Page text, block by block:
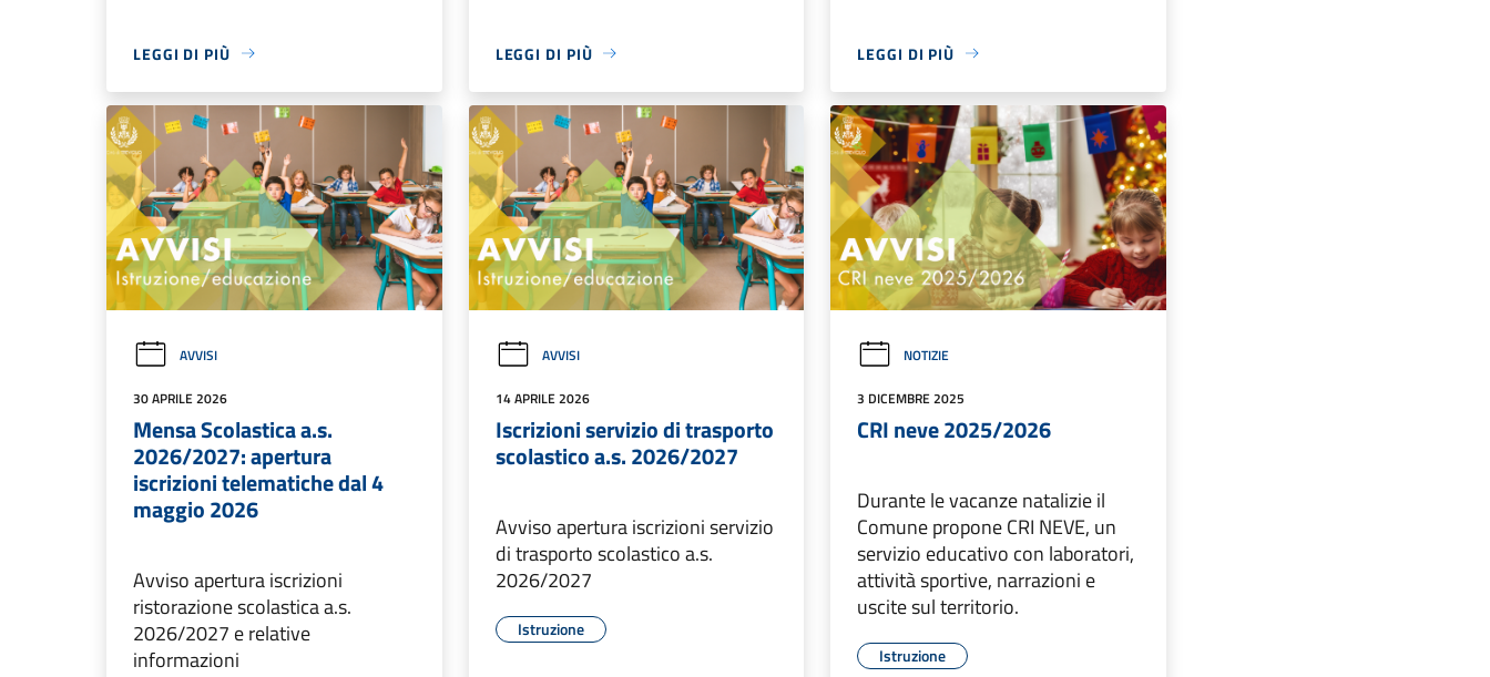
LEGGI DI PIÙ LEGGI DI PIÙ LEGGI DI PIÙ
AVVISI
30 APRILE 2026
Mensa Scolastica a.s.
2026/2027: apertura
iscrizioni telematiche dal 4
maggio 2026
Avviso apertura iscrizioni
ristorazione scolastica a.s.
2026/2027 e relative
informazioni
AVVISI
14 APRILE 2026
Iscrizioni servizio di trasporto
scolastico a.s. 2026/2027
Avviso apertura iscrizioni servizio
di trasporto scolastico a.s.
2026/2027
Istruzione
NOTIZIE
3 DICEMBRE 2025
CRI neve 2025/2026
Durante le vacanze natalizie il
Comune propone CRI NEVE, un
servizio educativo con laboratori,
attività sportive, narrazioni e
uscite sul territorio.
Istruzione